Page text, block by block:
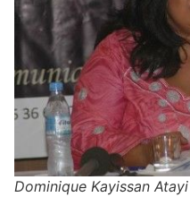
Dominique Kayissan Atayi